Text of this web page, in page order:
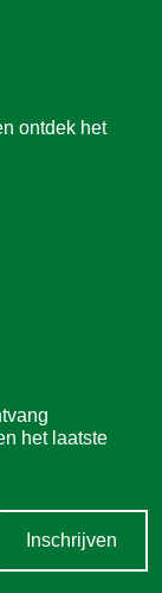
ontdek het
het laatste
Inschrijven